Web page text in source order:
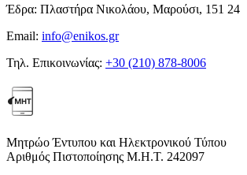
Έδρα: Πλαστήρα Νικολάου, Μαρούσι, 151 24
Email: info@enikos.gr
Τηλ. Επικοινωνίας: +30 (210) 878-8006
Μητρώο Έντυπου και Ηλεκτρονικού Τύπου
Αριθμός Πιστοποίησης Μ.Η.Τ. 242097